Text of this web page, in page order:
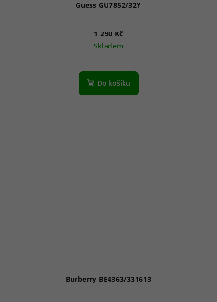
Guess GU7852/32Y
1 290 Kč
Skladem
Do košíku
Burberry BE4363/331613